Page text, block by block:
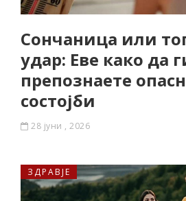
Сончаница или
удар: Еве како да
препознаете
состојби
28 јуни , 2026
ЗДРАВЈЕ